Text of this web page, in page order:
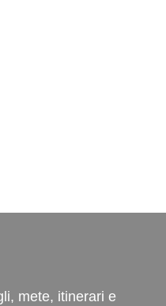
mete, itinerari e